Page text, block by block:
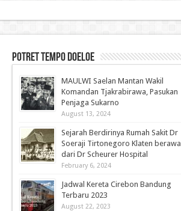
Potret Tempo Doeloe
MAULWI Saelan Mantan Wakil
Komandan Tjakrabirawa, Pasukan
Penjaga Sukarno
August 13, 2024
Sejarah Berdirinya Rumah Sakit Dr
Soeraji Tirtonegoro Klaten berawal
dari Dr Scheurer Hospital
February 6, 2024
Jadwal Kereta Cirebon Bandung
Terbaru 2023
August 22, 2023